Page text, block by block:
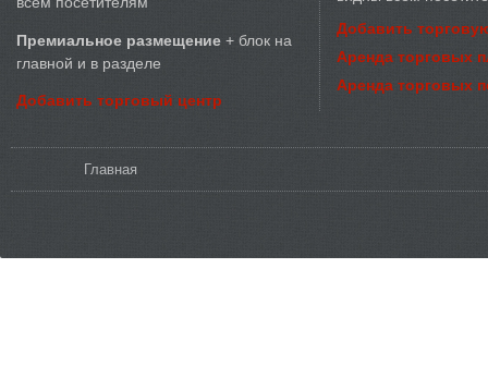
Премиальное размещение + блок на
главной и в разделе
Добавить торговый центр
Добавить
Аренда торговых
Аренда торговых
Главная